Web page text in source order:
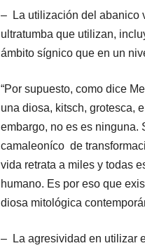
– La utilización del abanico
ultratumba que utilizan,
ámbito sígnico que en un
“Por supuesto, como dice
una diosa, kitsch, grotesca,
embargo, no es es ninguna.
camaleoníco de
vida retrata a miles y todas
humano. Es por eso que
diosa mitológica
– La agresividad en utilizar